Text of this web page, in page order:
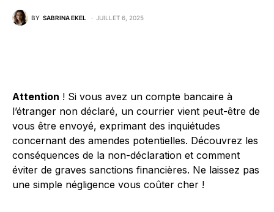
BY SABRINA EKEL JUILLET 6, 2025
Attention ! Si vous avez un compte bancaire à
l’étranger non déclaré, un courrier vient peut-être de
vous être envoyé, exprimant des inquiétudes
concernant des amendes potentielles. Découvrez les
conséquences de la non-déclaration et comment
éviter de graves sanctions financières. Ne laissez pas
une simple négligence vous coûter cher !